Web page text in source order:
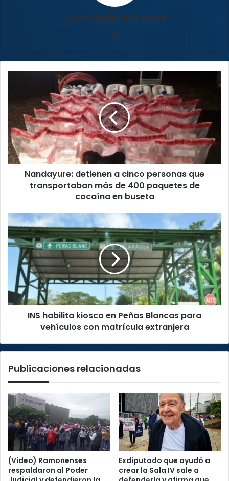
Jose Daniel Sandoval
personas
que
transportaban
más
de
paquetes
en
buseta
Nandayure: detienen a cinco personas que
transportaban más de 400 paquetes de
cocaína en buseta
INS
habilita
kiosco
en
Peñas
Blancas
para
vehículos
con
matrículaINS habilita kiosco en Peñas Blancas para
vehículos con matrícula extranjera
Publicaciones relacionadas
(Video) Ramonenses
respaldaron al Poder
Exdiputado que ayudó a
crear la Sala IV sale a